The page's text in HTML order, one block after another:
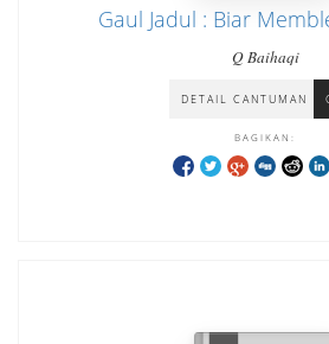
Gaul Jadul : Biar
Q Baihaqi
DETAIL CANTUMAN
BAGIKAN: